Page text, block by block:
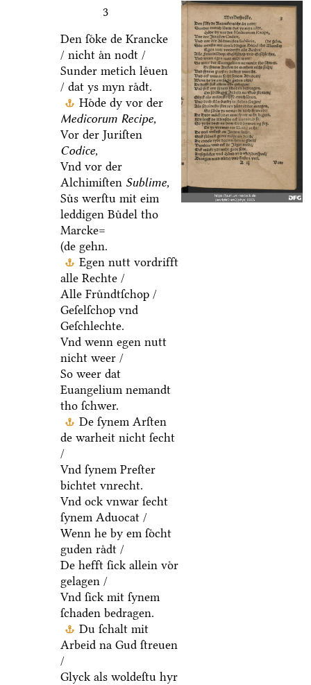
3
Den ſoͤke de Krancke
/ nicht aͤn nodt /
Sunder metich leͤuen
/ dat ys myn raͤdt.
Hoͤde dy vor der
Medicorum Recipe,
Vor der Juriſten
Codice,
Vnd vor der
Alchimiſten Sublime,
Suͤs werſtu mit eim
leddigen Buͤdel tho
Marcke=
(de gehn.
Egen nutt vordrifft
alle Rechte /
Alle Fruͤndtſchop /
Geſelſchop vnd
Geſchlechte.
Vnd wenn egen nutt
nicht weer /
So weer dat
Euangelium nemandt
tho ſchwer.
De ſynem Arſten
de warheit nicht ſecht
/
Vnd ſynem Preſter
bichtet vnrecht.
Vnd ock vnwar ſecht
ſynem Aduocat /
Wenn he by em ſoͤcht
guden raͤdt /
De hefft ſick allein voͤr
gelagen /
Vnd ſick mit ſynem
ſchaden bedragen.
Du ſchalt mit
Arbeid na Gud ſtreuen
/
Glyck als woldeſtu hyr